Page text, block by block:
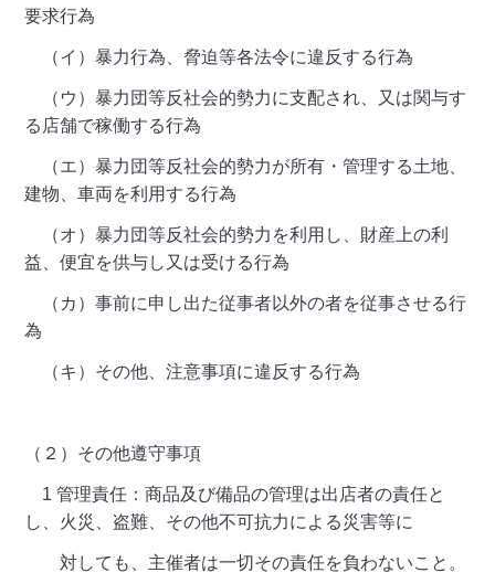
要求行為
（イ）暴力行為、脅迫等各法令に違反する行為
（ウ）暴力団等反社会的勢力に支配され、又は関与す
る店舗で稼働する行為
（エ）暴力団等反社会的勢力が所有・管理する土地、
建物、車両を利用する行為
（オ）暴力団等反社会的勢力を利用し、財産上の利
益、便宜を供与し又は受ける行為
（カ）事前に申し出た従事者以外の者を従事させる行
為
（キ）その他、注意事項に違反する行為
（２）その他遵守事項
1 管理責任：商品及び備品の管理は出店者の責任と
し、火災、盗難、その他不可抗力による災害等に
対しても、主催者は一切その責任を負わないこと。